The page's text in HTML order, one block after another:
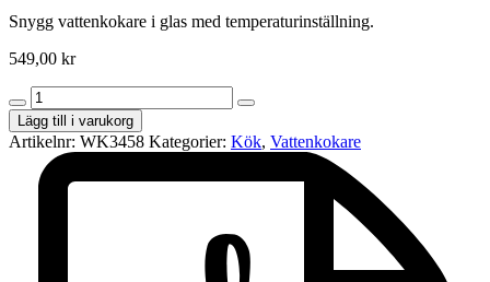
Snygg vattenkokare i glas med temperaturinställning.
549,00 kr
Vattenkokare
med
temperaturinställning
WK
3458
Lägg till i varukorg
Artikelnr: WK3458 Kategorier: Kök, Vattenkokare